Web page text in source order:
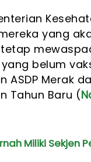
yang
belum
ASDP Merak
Tahun Baru (
Miliki Sekjen